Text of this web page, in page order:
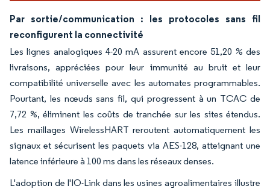
Par sortie/communication : les protocoles sans fil
reconfigurent la connectivité
Les lignes analogiques 4-20 mA assurent encore 51,20 % des
livraisons, appréciées pour leur immunité au bruit et leur
compatibilité universelle avec les automates programmables.
Pourtant, les nœuds sans fil, qui progressent à un TCAC de
7,72 %, éliminent les coûts de tranchée sur les sites étendus.
Les maillages WirelessHART reroutent automatiquement les
signaux et sécurisent les paquets via AES-128, atteignant une
latence inférieure à 100 ms dans les réseaux denses.
L'adoption de l'IO-Link dans les usines agroalimentaires illustre